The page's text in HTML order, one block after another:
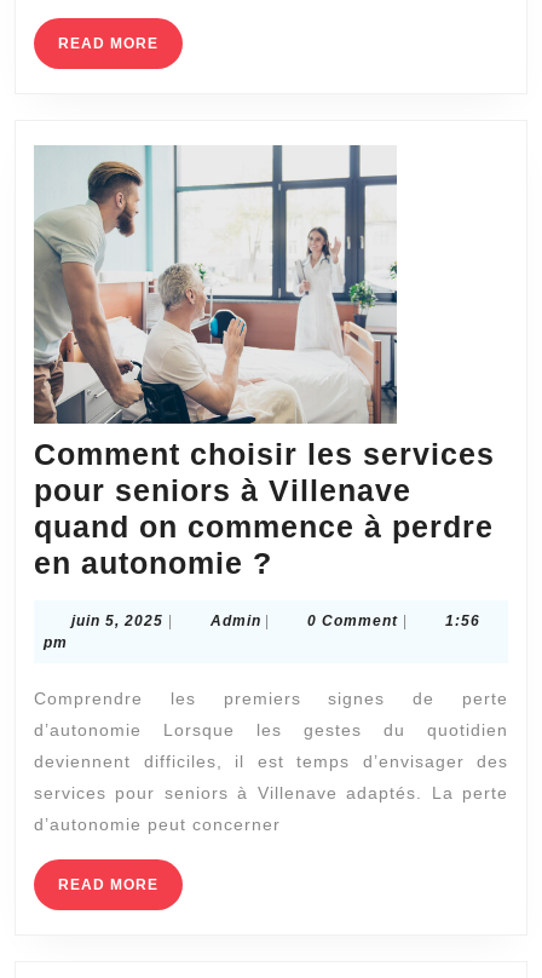
RÉGION
READ MORE READ
MORE
Comment choisir les services
pour seniors à Villenave
quand on commence à perdre
en autonomie ?
les
pour
seniors
à
Villenave
juin 5, 2025 juin
| AdminAdmin
| 0 Comment |
1:56
pm
Comprendre les premiers signes de perte
d’autonomie Lorsque les gestes du quotidien
deviennent difficiles, il est temps d’envisager des
services pour seniors à Villenave adaptés. La perte
d’autonomie peut concerner
READ MORE READ
MORE